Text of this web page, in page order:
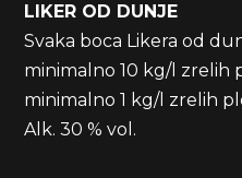
LIKER OD DUNJE
Svaka boca Likera od
minimalno 10 kg/l zrelih
minimalno 1 kg/l zrelih
Alk. 30 % vol.